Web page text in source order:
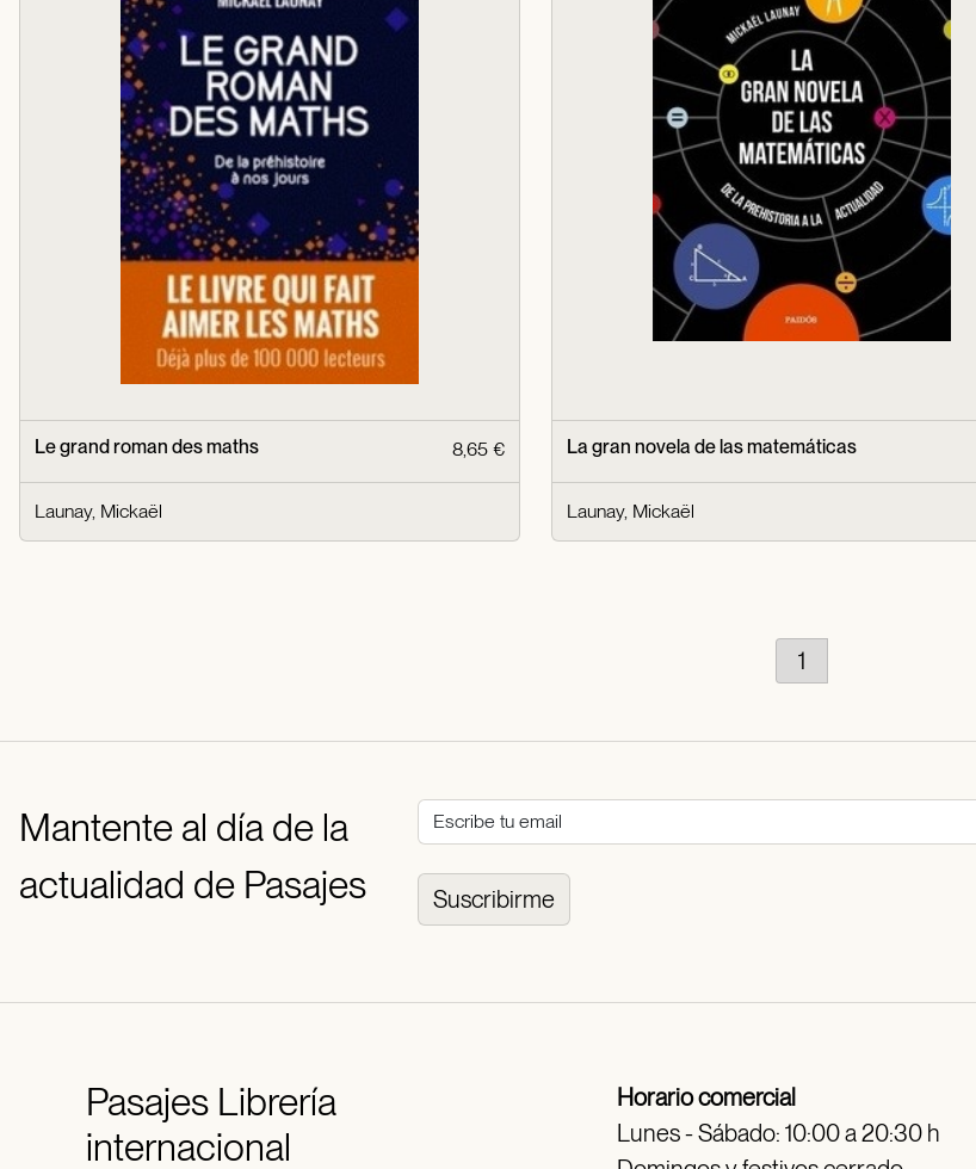
Le grand roman des maths 8,65 €
Launay, Mickaël
La gran novela de las matemáticas
Launay, Mickaël
1
Mantente al día de la
actualidad de Pasajes
Suscribirme
PasajesLibrería
internacional
Horario comercial
Lunes - Sábado: 10:00 a 20:30 h